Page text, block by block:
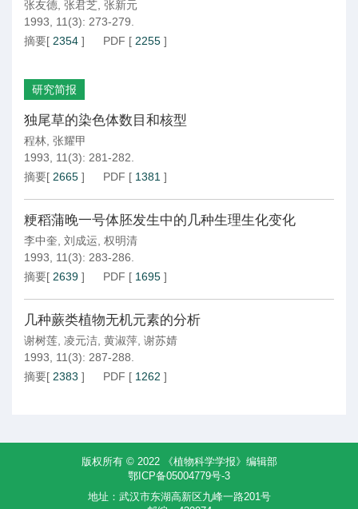
张友德 张君芝 张新元
1993, 11(3): 273-279.
摘要[ 2354 ] PDF [ 2255 ]
研究简报
独尾草的染色体数目和核型
程林 张耀甲
1993, 11(3): 281-282.
摘要[ 2665 ] PDF [ 1381 ]
粳稻蒲晚一号体胚发生中的几种生理生化变化
李中奎 刘成运 权明清
1993, 11(3): 283-286.
摘要[ 2639 ] PDF [ 1695 ]
几种蕨类植物无机元素的分析
谢树莲 凌元洁 黄淑萍 谢苏婧
1993, 11(3): 287-288.
摘要[ 2383 ] PDF [ 1262 ]
版权所有 © 2022 《植物科学学报》编辑部
鄂ICP备05004779号-3
地址：武汉市东湖高新区九峰一路201号